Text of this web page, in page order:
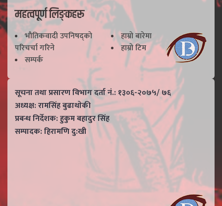
महत्वपूर्ण लिङ्कहरू
भाैतिकवादी उपनिषद्काे
परिचर्चा गरिने
हाम्राे बारेमा
हाम्राे टिम
सम्पर्क
सूचना तथा प्रसारण विभाग दर्ता नं.: १३०६-२०७५/ ७६
अध्यक्ष: रामसिंह बुढाथाेकी
प्रबन्ध निर्देशक: हुकुम बहादुर सिंह
सम्पादक: हिरामणि दु:खी